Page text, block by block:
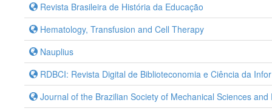
Revista Brasileira de História da Educação
Hematology, Transfusion and Cell Therapy
Nauplius
RDBCI: Revista Digital de Biblioteconomia e Ciência da
Journal of the Brazilian Society of Mechanical Sciences and